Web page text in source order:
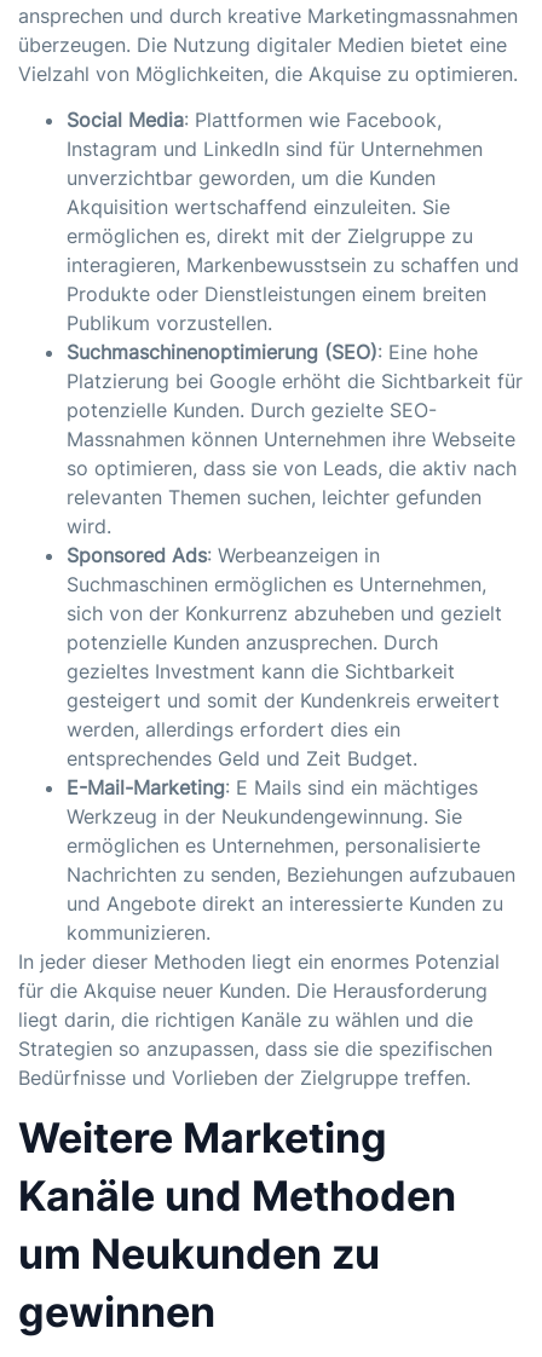
ansprechen und durch kreative Marketingmassnahmen
überzeugen. Die Nutzung digitaler Medien bietet eine
Vielzahl von Möglichkeiten, die Akquise zu optimieren.
Social Media: Plattformen wie Facebook,
Instagram und LinkedIn sind für Unternehmen
unverzichtbar geworden, um die Kunden
Akquisition wertschaffend einzuleiten. Sie
ermöglichen es, direkt mit der Zielgruppe zu
interagieren, Markenbewusstsein zu schaffen und
Produkte oder Dienstleistungen einem breiten
Publikum vorzustellen.
Suchmaschinenoptimierung (SEO): Eine hohe
Platzierung bei Google erhöht die Sichtbarkeit für
potenzielle Kunden. Durch gezielte SEO-
Massnahmen können Unternehmen ihre Webseite
so optimieren, dass sie von Leads, die aktiv nach
relevanten Themen suchen, leichter gefunden
wird.
Sponsored Ads: Werbeanzeigen in
Suchmaschinen ermöglichen es Unternehmen,
sich von der Konkurrenz abzuheben und gezielt
potenzielle Kunden anzusprechen. Durch
gezieltes Investment kann die Sichtbarkeit
gesteigert und somit der Kundenkreis erweitert
werden, allerdings erfordert dies ein
entsprechendes Geld und Zeit Budget.
E-Mail-Marketing: E Mails sind ein mächtiges
Werkzeug in der Neukundengewinnung. Sie
ermöglichen es Unternehmen, personalisierte
Nachrichten zu senden, Beziehungen aufzubauen
und Angebote direkt an interessierte Kunden zu
kommunizieren.
In jeder dieser Methoden liegt ein enormes Potenzial
für die Akquise neuer Kunden. Die Herausforderung
liegt darin, die richtigen Kanäle zu wählen und die
Strategien so anzupassen, dass sie die spezifischen
Bedürfnisse und Vorlieben der Zielgruppe treffen.
Weitere Marketing
Kanäle und Methoden
um Neukunden zu
gewinnen